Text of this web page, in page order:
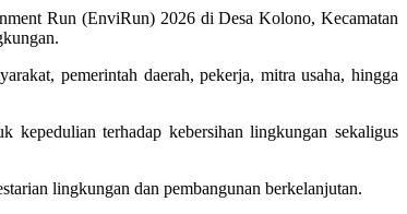
Run (EnviRun) 2026 di Desa Kolono, Kecamatan
pemerintah daerah, pekerja, mitra usaha, hingga
kepedulian terhadap kebersihan lingkungan sekaligus
lingkungan dan pembangunan berkelanjutan.